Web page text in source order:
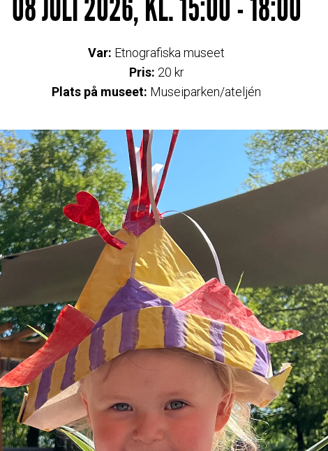
08 JULI 2026, KL. 15:00 - 18:00
Var: Etnografiska museet
Pris: 20 kr
Plats på museet: Museiparken/ateljén